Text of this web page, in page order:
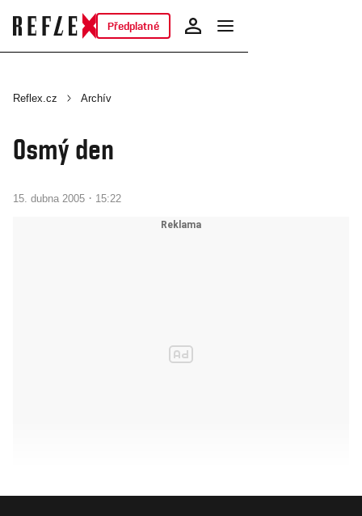
Předplatné
Reflex.cz Archív
Osmý den
15. dubna 2005 · 15:22